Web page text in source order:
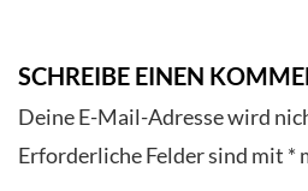
SCHREIBE EINEN
Deine E-Mail-Adresse wird
Erforderliche Felder sind mit *